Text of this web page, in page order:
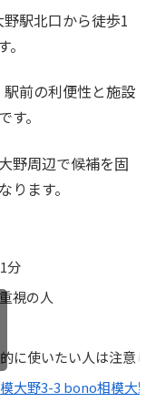
駅北口から徒歩1
前の利便性と施設
。
野周辺で候補を固
ます。
分
視の人
に使いたい人は注意し
大野3-3 bono相模大